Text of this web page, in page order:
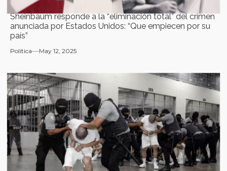
Sheinbaum responde a la “eliminación total” del crimen
anunciada por Estados Unidos: “Que empiecen por su
país”
Política May 12, 2025